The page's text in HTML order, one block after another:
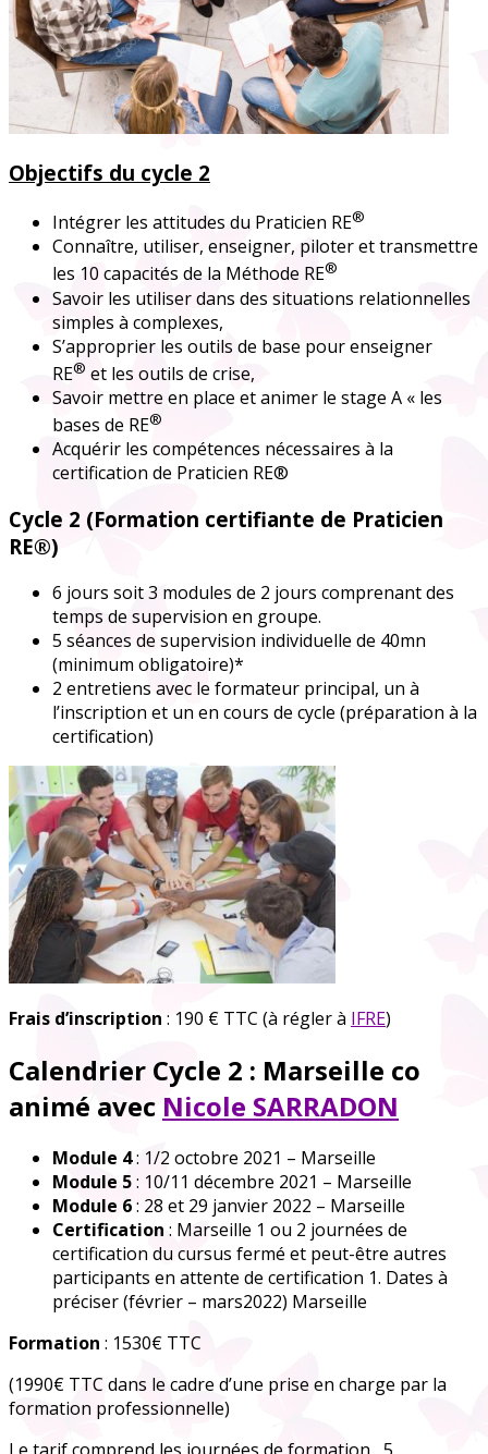
Objectifs du cycle 2
Intégrer les attitudes du Praticien RE®
Connaître, utiliser, enseigner, piloter et transmettre
les 10 capacités de la Méthode RE®
Savoir les utiliser dans des situations relationnelles
simples à complexes,
S’approprier les outils de base pour enseigner
RE® et les outils de crise,
Savoir mettre en place et animer le stage A « les
bases de RE®
Acquérir les compétences nécessaires à la
certification de Praticien RE®
Cycle 2 (Formation certifiante de Praticien
RE®)
6 jours soit 3 modules de 2 jours comprenant des
temps de supervision en groupe.
5 séances de supervision individuelle de 40mn
(minimum obligatoire)*
2 entretiens avec le formateur principal, un à
l’inscription et un en cours de cycle (préparation à la
certification)
Frais d’inscription : 190 € TTC (à régler à IFRE)
Calendrier Cycle 2 : Marseille co
animé avec Nicole SARRADON
Module 4: 1/2 octobre 2021 – Marseille
Module 5: 10/11 décembre 2021 – Marseille
Module 6: 28 et 29 janvier 2022 – Marseille
Certification : Marseille 1 ou 2 journées de
certification du cursus fermé et peut-être autres
participants en attente de certification 1. Dates à
préciser (février – mars2022) Marseille
Formation : 1530€ TTC
(1990€ TTC dans le cadre d’une prise en charge par la
formation professionnelle)